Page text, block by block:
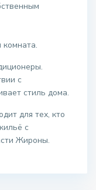
комната.
с
стиль дома.
для тех, кто
с
Жироны.